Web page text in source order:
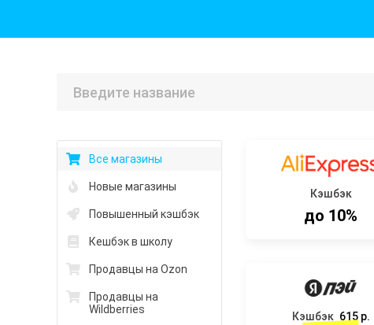
Все магазины
Новые магазины
Повышенный кэшбэк
Кешбэк в школу
Продавцы на Ozon
Продавцы на
Wildberries
Кэшбэк
до 10%
Кэшбэк 615 р.